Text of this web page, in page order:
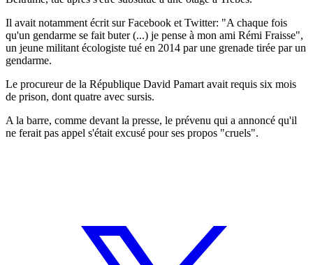
Il avait notamment écrit sur Facebook et Twitter: "A chaque fois
qu'un gendarme se fait buter (...) je pense à mon ami Rémi Fraisse",
un jeune militant écologiste tué en 2014 par une grenade tirée par un
gendarme.
Le procureur de la République David Pamart avait requis six mois
de prison, dont quatre avec sursis.
A la barre, comme devant la presse, le prévenu qui a annoncé qu'il
ne ferait pas appel s'était excusé pour ses propos "cruels".